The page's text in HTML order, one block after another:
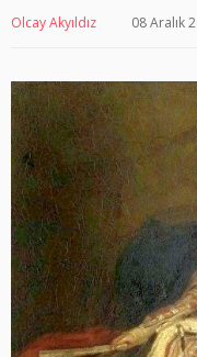
Olcay Akyıldız 08 Aralık